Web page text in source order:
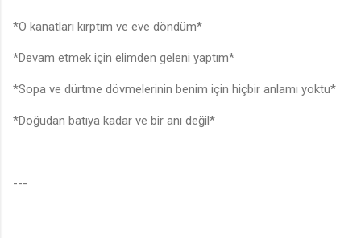
*O kanatları kırptım ve eve döndüm*
*Devam etmek için elimden geleni yaptım*
*Sopa ve dürtme dövmelerinin benim için hiçbir anlamı yoktu*
*Doğudan batıya kadar ve bir anı değil*
---